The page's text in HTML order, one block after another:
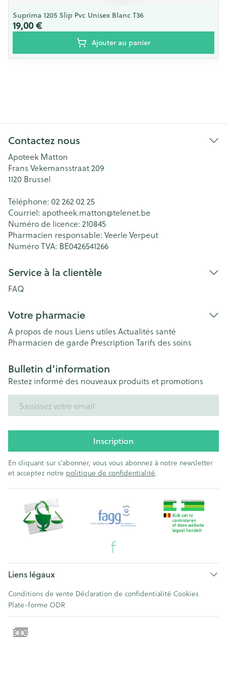
Suprima 1205 Slip Pvc Unisex Blanc T36
19,00 €
Ajouter au panier
Contactez nous
Apoteek Matton
Frans Vekemansstraat 209
1120 Brussel
Téléphone: 02 262 02 25
Courriel: apotheek.matton@telenet.be
Numéro de licence: 210845
Pharmacien responsable: Veerle Verpeut
Numéro TVA: BE0426541266
Service à la clientèle
FAQ
Votre pharmacie
A propos de nous Liens utiles Actualités santé
Pharmacien de garde Prescription Tarifs des soins
Bulletin d’information
Restez informé des nouveaux produits et promotions
Inscription
En cliquant sur s'abonner, vous vous abonnez à notre newsletter
et acceptez notre politique de confidentialité.
Liens légaux
Conditions de vente Déclaration de confidentialité Cookies
Plate-forme ODR